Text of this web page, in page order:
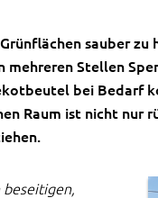
sauber
Stellen
bei Bedarf
Raum ist nicht nur